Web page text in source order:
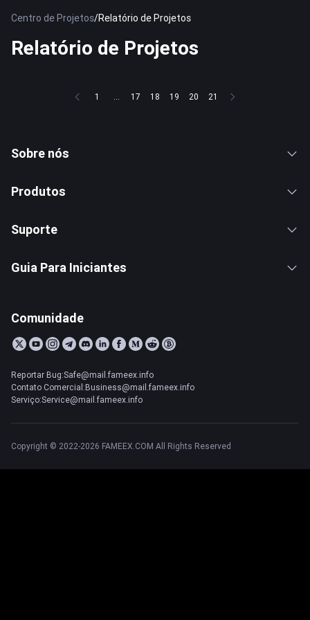
Centro de Projetos/Relatório de Projetos
Relatório de Projetos
1 ... 17 18 19 20 21
Sobre nós
Produtos
Suporte
Guia Para Iniciantes
Comunidade
Reportar Bug:Safe@mail.fameex.info
Contato Comercial:Business@mail.fameex.info
Serviço:Service@mail.fameex.info
Copyright © 2022-2026 FAMEEX.COM All Rights Reserved